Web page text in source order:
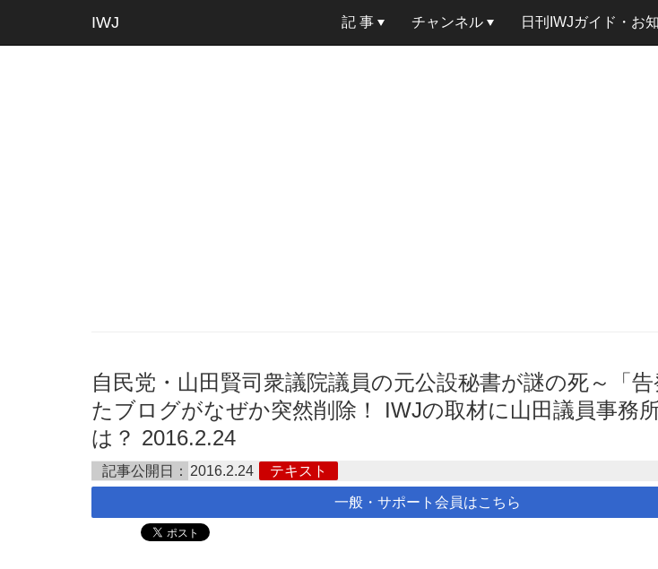
IWJ 記 事 チャンネル 日刊IWJガイド・お
自民党・山田賢司衆議院議員の元公設秘書が謎の死～「告
たブログがなぜか突然削除！ IWJの取材に山田議員事務
は？ 2016.2.24
記事公開日： 2016.2.24 テキスト
一般・サポート会員はこちら